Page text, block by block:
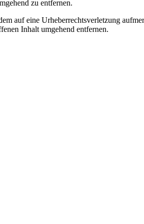
zu entfernen.
auf eine Urheberrechtsverletzung
Inhalt umgehend entfernen.